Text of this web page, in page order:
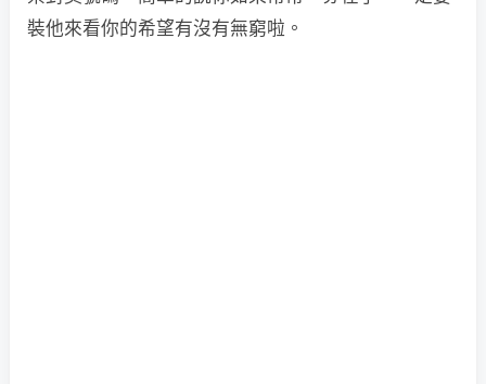
裝他來看你的希望有沒有無窮啦。